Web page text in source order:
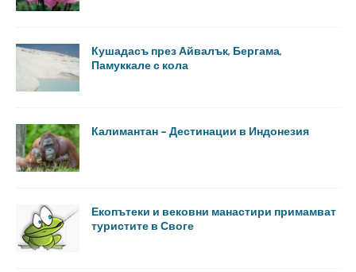
Кушадасъ през Айвалък, Бергама,
Памуккале с кола
Калимантан – Дестинации в Индонезия
Екопътеки и вековни манастири примамват
туристите в Своге